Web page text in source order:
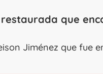
restaurada que
Jiménez que fue